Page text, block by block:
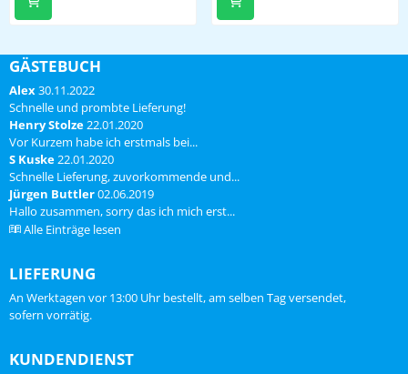
onze weerstations en
accessoires levering zonder
(optioneel) Kwaliteitsproduct !
35 mm wanddikte 2.5 mm voor
stijve/zwiepvrije opstelling van al
GÄSTEBUCH
Alex30.11.2022
Schnelle und prombte Lieferung!
Henry Stolze22.01.2020
Vor Kurzem habe ich erstmals bei...
S Kuske22.01.2020
Schnelle Lieferung, zuvorkommende und...
Jürgen Buttler02.06.2019
Hallo zusammen, sorry das ich mich erst...
Alle Einträge lesen
LIEFERUNG
An Werktagen vor 13:00 Uhr bestellt, am selben Tag versendet,
sofern vorrätig.
KUNDENDIENST